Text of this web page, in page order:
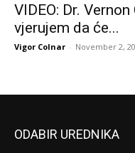
VIDEO: Dr.
vjerujem da će...
Vigor Colnar - November 2,
ODABIR UREDNIKA